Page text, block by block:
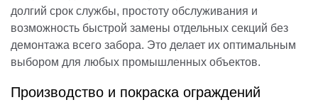
долгий срок службы, простоту обслуживания и
возможность быстрой замены отдельных секций без
демонтажа всего забора. Это делает их оптимальным
выбором для любых промышленных объектов.
Производство и покраска ограждений